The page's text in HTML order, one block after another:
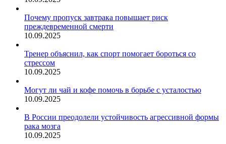
Почему пропуск завтрака повышает риск
преждевременной смерти
10.09.2025
Тренер объяснил, как спорт помогает бороться со
стрессом
10.09.2025
Могут ли чай и кофе помочь в борьбе с усталостью
10.09.2025
В России преодолели устойчивость агрессивной формы
рака мозга
10.09.2025